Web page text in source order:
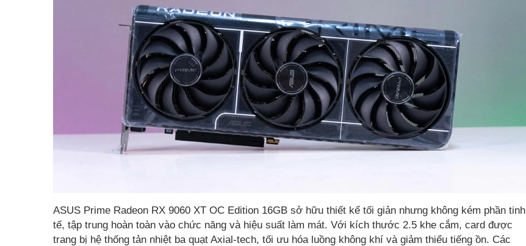
ASUS Prime Radeon RX 9060 XT OC Edition 16GB sở hữu thiết kế tối giản nhưng không kém phần tinh
tế, tập trung hoàn toàn vào chức năng và hiệu suất làm mát. Với kích thước 2.5 khe cắm, card được
trang bị hệ thống tản nhiệt ba quạt Axial-tech, tối ưu hóa luồng không khí và giảm thiểu tiếng ồn. Các